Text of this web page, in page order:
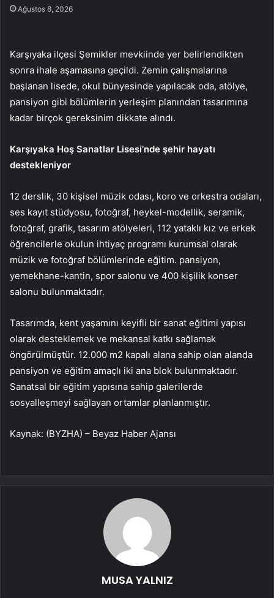
Ağustos 8, 2026
Karşıyaka ilçesi Şemikler mevkiinde yer belirlendikten
sonra ihale aşamasına geçildi. Zemin çalışmalarına
başlanan lisede, okul bünyesinde yapılacak oda, atölye,
pansiyon gibi bölümlerin yerleşim planından tasarımına
kadar birçok gereksinim dikkate alındı.
Karşıyaka Hoş Sanatlar Lisesi’nde şehir hayatı
destekleniyor
12 derslik, 30 kişisel müzik odası, koro ve orkestra odaları,
ses kayıt stüdyosu, fotoğraf, heykel-modellik, seramik,
fotoğraf, grafik, tasarım atölyeleri, 112 yataklı kız ve erkek
öğrencilerle okulun ihtiyaç programı kurumsal olarak
müzik ve fotoğraf bölümlerinde eğitim. pansiyon,
yemekhane-kantin, spor salonu ve 400 kişilik konser
salonu bulunmaktadır.
Tasarımda, kent yaşamını keyifli bir sanat eğitimi yapısı
olarak desteklemek ve mekansal katkı sağlamak
öngörülmüştür. 12.000 m2 kapalı alana sahip olan alanda
pansiyon ve eğitim amaçlı iki ana blok bulunmaktadır.
Sanatsal bir eğitim yapısına sahip galerilerde
sosyalleşmeyi sağlayan ortamlar planlanmıştır.
Kaynak: (BYZHA) – Beyaz Haber Ajansı
MUSA YALNIZ